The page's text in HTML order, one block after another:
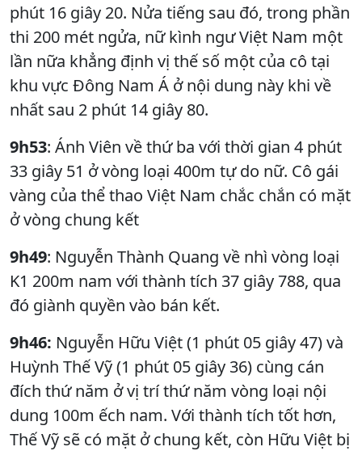
phút 16 giây 20. Nửa tiếng sau đó, trong phần
thi 200 mét ngửa, nữ kình ngư Việt Nam một
lần nữa khẳng định vị thế số một của cô tại
khu vực Đông Nam Á ở nội dung này khi về
nhất sau 2 phút 14 giây 80.
9h53: Ánh Viên về thứ ba với thời gian 4 phút
33 giây 51 ở vòng loại 400m tự do nữ. Cô gái
vàng của thể thao Việt Nam chắc chắn có mặt
ở vòng chung kết
9h49: Nguyễn Thành Quang về nhì vòng loại
K1 200m nam với thành tích 37 giây 788, qua
đó giành quyền vào bán kết.
9h46: Nguyễn Hữu Việt (1 phút 05 giây 47) và
Huỳnh Thế Vỹ (1 phút 05 giây 36) cùng cán
đích thứ năm ở vị trí thứ năm vòng loại nội
dung 100m ếch nam. Với thành tích tốt hơn,
Thế Vỹ sẽ có mặt ở chung kết, còn Hữu Việt bị